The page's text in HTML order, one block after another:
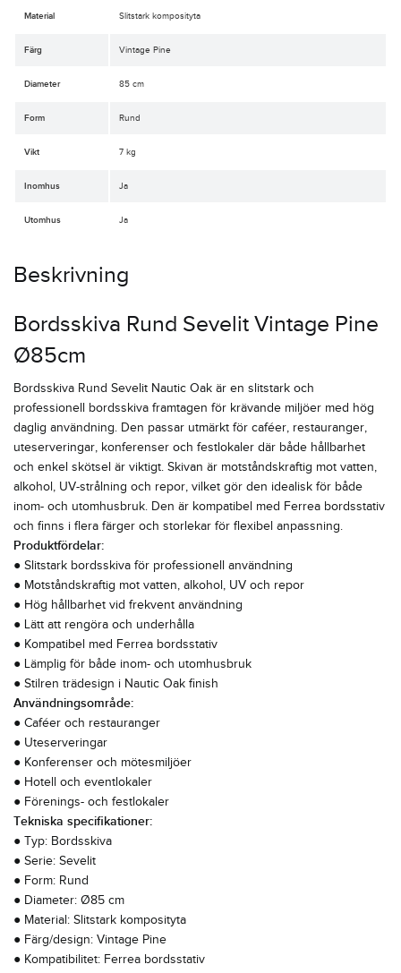
Material Slitstark komposityta
Färg Vintage Pine
Diameter 85 cm
Form Rund
Vikt 7 kg
Inomhus Ja
Utomhus Ja
Beskrivning
Bordsskiva Rund Sevelit Vintage Pine
Ø85cm
Bordsskiva Rund Sevelit Nautic Oak är en slitstark och
professionell bordsskiva framtagen för krävande miljöer med hög
daglig användning. Den passar utmärkt för caféer, restauranger,
uteserveringar, konferenser och festlokaler där både hållbarhet
och enkel skötsel är viktigt. Skivan är motståndskraftig mot vatten,
alkohol, UV-strålning och repor, vilket gör den idealisk för både
inom- och utomhusbruk. Den är kompatibel med Ferrea bordsstativ
och finns i flera färger och storlekar för flexibel anpassning.
Produktfördelar:
● Slitstark bordsskiva för professionell användning
● Motståndskraftig mot vatten, alkohol, UV och repor
● Hög hållbarhet vid frekvent användning
● Lätt att rengöra och underhålla
● Kompatibel med Ferrea bordsstativ
● Lämplig för både inom- och utomhusbruk
● Stilren trädesign i Nautic Oak finish
Användningsområde:
● Caféer och restauranger
● Uteserveringar
● Konferenser och mötesmiljöer
● Hotell och eventlokaler
● Förenings- och festlokaler
Tekniska specifikationer:
● Typ: Bordsskiva
● Serie: Sevelit
● Form: Rund
● Diameter: Ø85 cm
● Material: Slitstark komposityta
● Färg/design: Vintage Pine
● Kompatibilitet: Ferrea bordsstativ